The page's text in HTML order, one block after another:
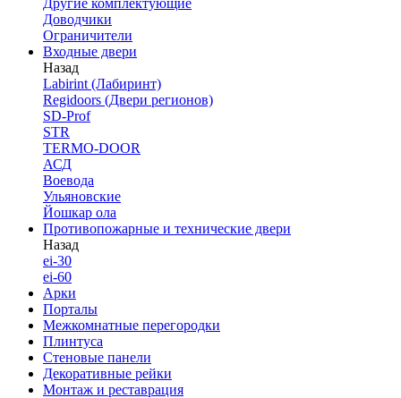
Другие комплектующие
Доводчики
Ограничители
Входные двери
Назад
Labirint (Лабиринт)
Regidoors (Двери регионов)
SD-Prof
STR
TERMO-DOOR
АСД
Воевода
Ульяновские
Йошкар ола
Противопожарные и технические двери
Назад
ei-30
ei-60
Арки
Порталы
Межкомнатные перегородки
Плинтуса
Стеновые панели
Декоративные рейки
Монтаж и реставрация